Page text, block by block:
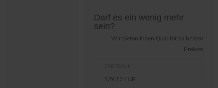
Darf es ein wenig mehr
sein?
Wir bieten Ihnen Qualität zu besten
Preisen
379,17 EUR